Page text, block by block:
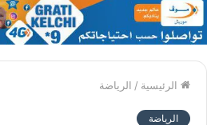
الرئيسية / الرياضة
الرياضة